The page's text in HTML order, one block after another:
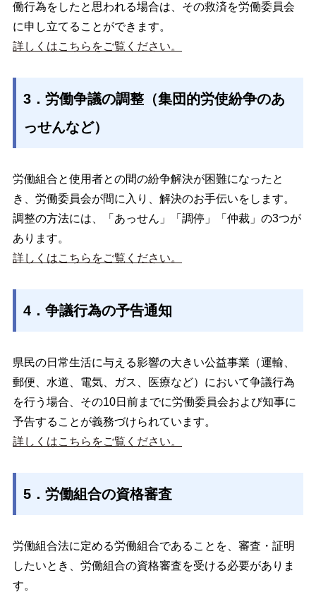
働行為をしたと思われる場合は、その救済を労働委員会
に申し立てることができます。
詳しくはこちらをご覧ください。
3．労働争議の調整（集団的労使紛争のあ
っせんなど）
労働組合と使用者との間の紛争解決が困難になったと
き、 労働委員会が間に入り、解決のお手伝いをします。
調整の方法には、「あっせん」「調停」「仲裁」の3つが
あります。
詳しくはこちらをご覧ください。
4．争議行為の予告通知
県民の日常生活に与える影響の大きい公益事業（運輸、
郵便、水道、電気、ガス、医療など）において争議行為
を行う場合、その10日前までに労働委員会および知事に
予告することが義務づけられています。
詳しくはこちらをご覧ください。
5．労働組合の資格審査
労働組合法に定める労働組合であることを、審査・証明
したいとき、労働組合の資格審査を受ける必要がありま
す。